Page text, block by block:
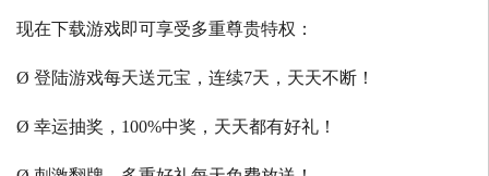
现在下载游戏即可享受多重尊贵特权：
Ø 登陆游戏每天送元宝，连续7天，天天不断！
Ø 幸运抽奖，100%中奖，天天都有好礼！